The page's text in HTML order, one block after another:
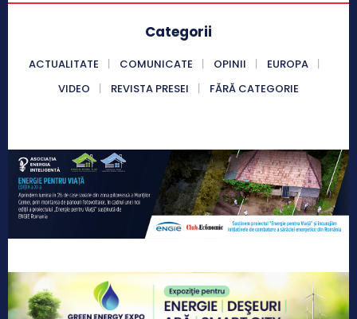
Categorii
ACTUALITATE COMUNICATE OPINII
EUROPA
VIDEO
REVISTA PRESEI FĂRĂ CATEGORIE